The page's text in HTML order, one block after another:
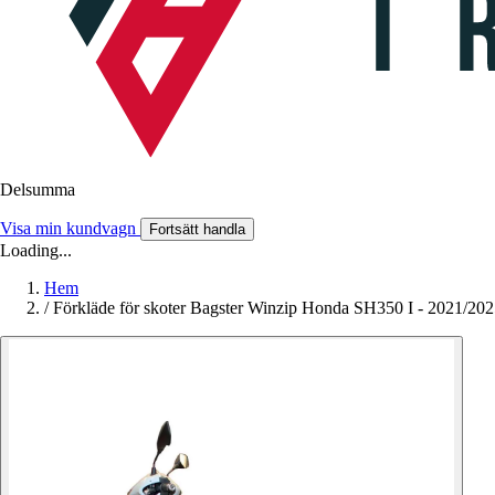
Delsumma
Visa min kundvagn Fortsätt handla
Loading...
Hem
/ Förkläde för skoter Bagster Winzip Honda SH350 I - 2021/